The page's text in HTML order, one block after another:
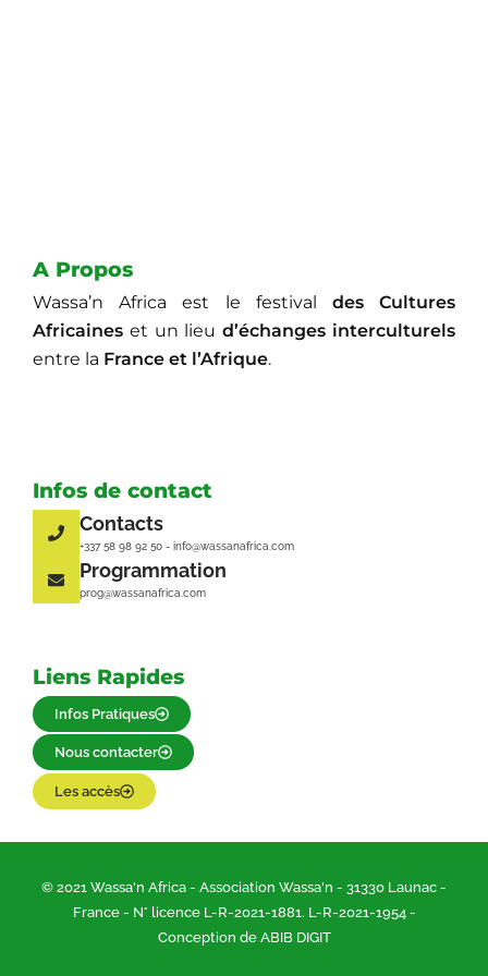
A Propos
Wassa’n Africa est le festival des Cultures
Africaines et un lieud’échanges interculturels
entre la France et l’Afrique.
Infos de contact
Contacts
+337 58 98 92 50 - info@wassanafrica.com
Programmation
prog@wassanafrica.com
Liens Rapides
Infos Pratiques
Nous contacter
Les accès
© 2021 Wassa'n Africa - Association Wassa'n - 31330 Launac -
France - N° licence L-R-2021-1881. L-R-2021-1954 -
Conception de ABIB DIGIT